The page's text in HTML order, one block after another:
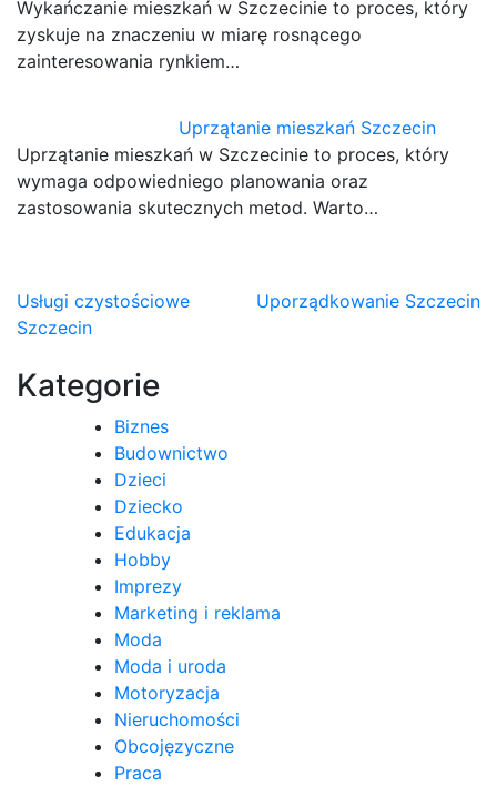
Wykańczanie mieszkań w Szczecinie to proces, który
zyskuje na znaczeniu w miarę rosnącego
zainteresowania rynkiem…
Uprzątanie mieszkań Szczecin
Uprzątanie mieszkań w Szczecinie to proces, który
wymaga odpowiedniego planowania oraz
zastosowania skutecznych metod. Warto…
Nawigacja
wpisu
Usługi czystościowe
Szczecin
Uporządkowanie Szczecin
Kategorie
Biznes
Budownictwo
Dzieci
Dziecko
Edukacja
Hobby
Imprezy
Marketing i reklama
Moda
Moda i uroda
Motoryzacja
Nieruchomości
Obcojęzyczne
Praca